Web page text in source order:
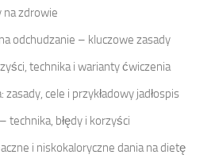
zdrowie
odchudzanie – kluczowe zasady
technika i warianty ćwiczenia
cele i przykładowy jadłospis
technika, błędy i korzyści
i niskokaloryczne dania na dietę